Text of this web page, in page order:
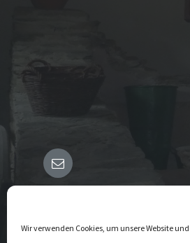
Wir verwenden Cookies, um unsere Website
E-